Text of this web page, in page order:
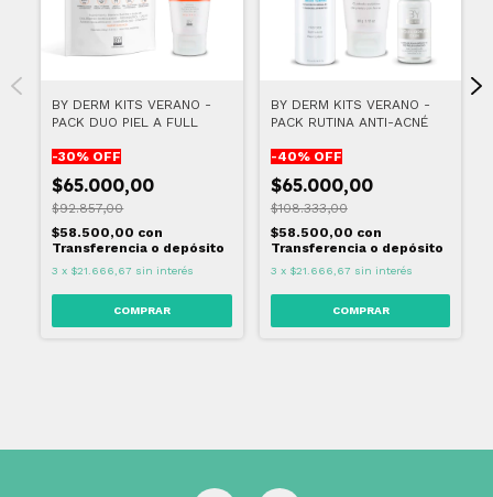
BY DERM KITS VERANO -
PACK DUO PIEL A FULL
-30% OFF
$65.000,00
$92.857,00
$58.500,00 con
Transferencia o depósito
3 x $21.666,67 sin interés
BY DERM KITS VERANO -
PACK RUTINA ANTI-ACNÉ
-40% OFF
$65.000,00
$108.333,00
$58.500,00 con
Transferencia o depósito
3 x $21.666,67 sin interés